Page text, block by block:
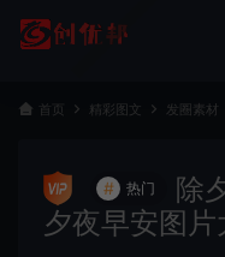
首页 精彩图文 发圈素材
# 热门
除
夕夜早安图片